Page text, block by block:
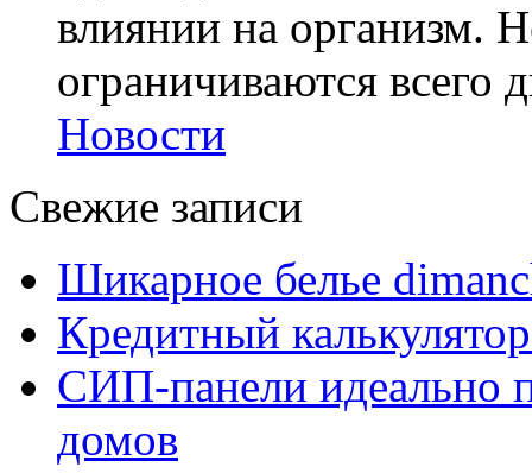
влиянии на организм.
ограничиваются всего
Новости
Свежие записи
Шикарное белье
Кредитный
СИП-панели идеально
домов